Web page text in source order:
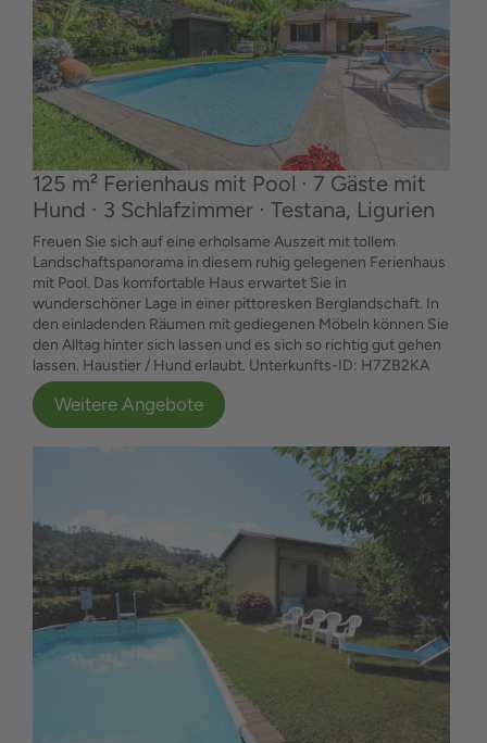
125 m² Ferienhaus mit Pool ∙ 7 Gäste mit
Hund ∙ 3 Schlafzimmer ∙ Testana, Ligurien
Freuen Sie sich auf eine erholsame Auszeit mit tollem
Landschaftspanorama in diesem ruhig gelegenen Ferienhaus
mit Pool. Das komfortable Haus erwartet Sie in
wunderschöner Lage in einer pittoresken Berglandschaft. In
den einladenden Räumen mit gediegenen Möbeln können Sie
den Alltag hinter sich lassen und es sich so richtig gut gehen
lassen. Haustier / Hund erlaubt. Unterkunfts-ID: H7ZB2KA
Weitere Angebote